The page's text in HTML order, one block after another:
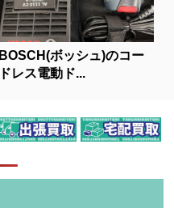
BOSCH(ボッシュ)のコー
ドレス電動ド...